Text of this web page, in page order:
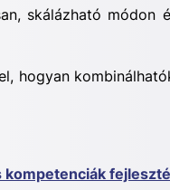
skálázható módon
hogyan
kompetenciák